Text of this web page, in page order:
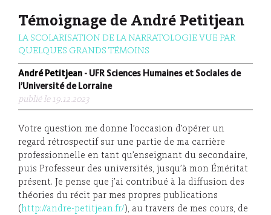
Témoignage de André Petitjean
LA SCOLARISATION DE LA NARRATOLOGIE VUE PAR
QUELQUES GRANDS TÉMOINS
André Petitjean - UFR Sciences Humaines et Sociales de
l’Université de Lorraine
publié le 19.12.2023
Votre question me donne l’occasion d’opérer un
regard rétrospectif sur une partie de ma carrière
professionnelle en tant qu’enseignant du secondaire,
puis Professeur des universités, jusqu’à mon Éméritat
présent. Je pense que j’ai contribué à la diffusion des
théories du récit par mes propres publications
(http://andre-petitjean.fr/), au travers de mes cours, de